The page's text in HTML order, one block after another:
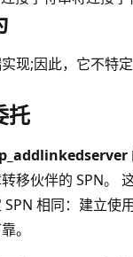
现;因此，它不特
托
移伙伴的 SPN。
SPN 相同：建立使
。